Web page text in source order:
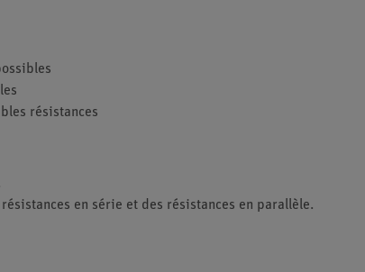
résistances
en série et des résistances en parallèle.